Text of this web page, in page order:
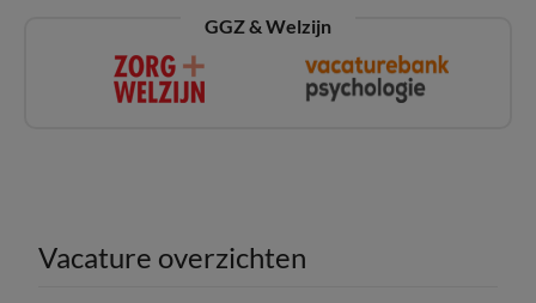
GGZ & Welzijn
Vacature overzichten